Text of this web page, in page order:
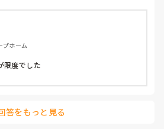
プホーム
限度でした
答をもっと見る